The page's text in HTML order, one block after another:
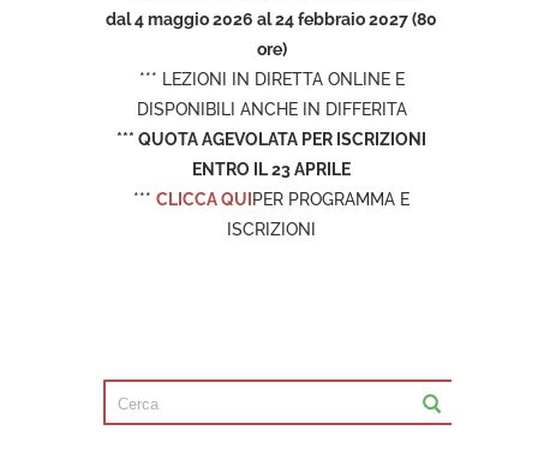
dal 4 maggio 2026 al 24 febbraio 2027 (80
ore)
*** LEZIONI IN DIRETTA ONLINE E
DISPONIBILI ANCHE IN DIFFERITA
*** QUOTA AGEVOLATA PER ISCRIZIONI
ENTRO IL 23 APRILE
*** CLICCA QUI PER PROGRAMMA E
ISCRIZIONI